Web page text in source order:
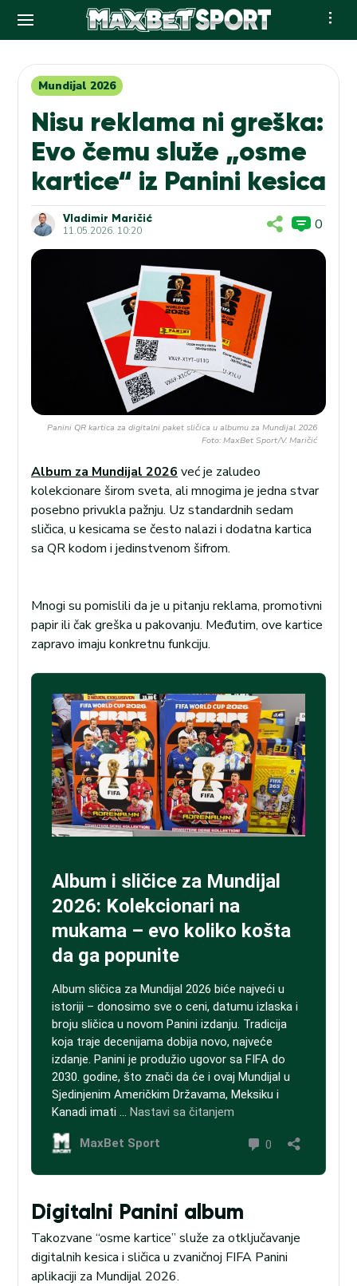
contentMundijal 2026
Nisu reklama ni greška:
Evo čemu služe „osme
kartice“ iz Panini kesica
Vladimir Maričić
11.05.2026. 10:20 0
Panini QR kartica za digitalni paket sličica u albumu za Mundijal 2026
Foto: MaxBet Sport/V. Maričić
Album za Mundijal 2026 već je zaludeo
kolekcionare širom sveta, ali mnogima je jedna stvar
posebno privukla pažnju. Uz standardnih sedam
sličica, u kesicama se često nalazi i dodatna kartica
sa QR kodom i jedinstvenom šifrom.
Mnogi su pomislili da je u pitanju reklama, promotivni
papir ili čak greška u pakovanju. Međutim, ove kartice
zapravo imaju konkretnu funkciju.
Digitalni Panini album
Takozvane “osme kartice” služe za otključavanje
digitalnih kesica i sličica u zvaničnoj FIFA Panini
aplikaciji za Mundijal 2026.